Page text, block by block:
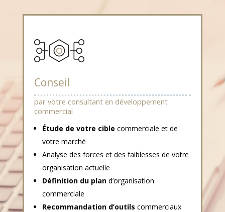
Conseil
par votre consultant en développement
commercial
Étude de votre cible commerciale et de
votre marché
Analyse des forces et des faiblesses de votre
organisation actuelle
Définition du pland’organisation
commerciale
Recommandation d’outils commerciaux